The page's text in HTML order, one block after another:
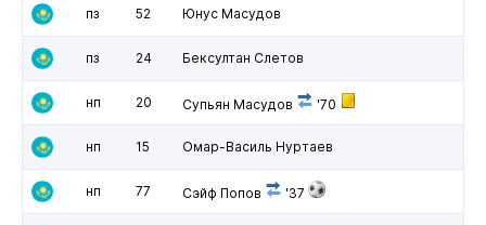
пз 52 Юнус Масудов
пз 24 Бексултан Слетов
нп 20 Супьян Масудов '70
нп 15 Омар-Василь Нуртаев
нп 77 Сэйф Попов '37